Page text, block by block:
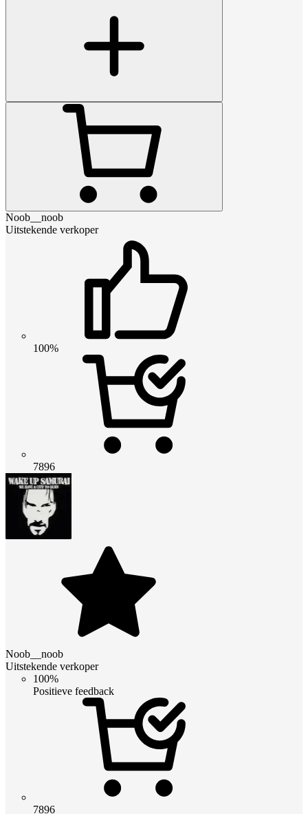
Noob__noob
Uitstekende verkoper
100%
7896
Noob__noob
Uitstekende verkoper
100%
Positieve feedback
7896